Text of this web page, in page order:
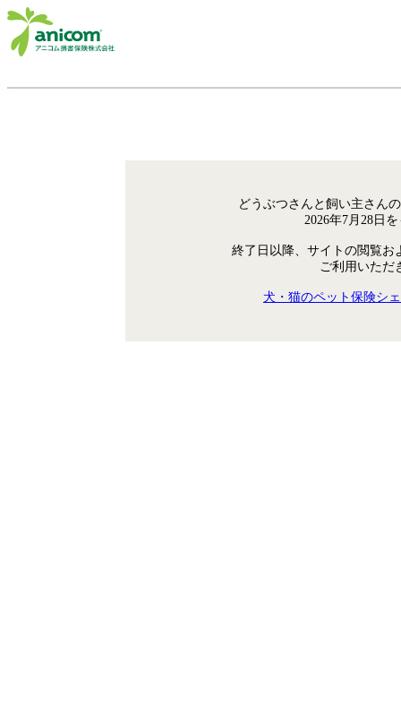
どうぶつさんと飼い主さん
2026年7月28日
終了日以降、サイトの閲覧お
ご利用いただ
犬・猫のペット保険シ